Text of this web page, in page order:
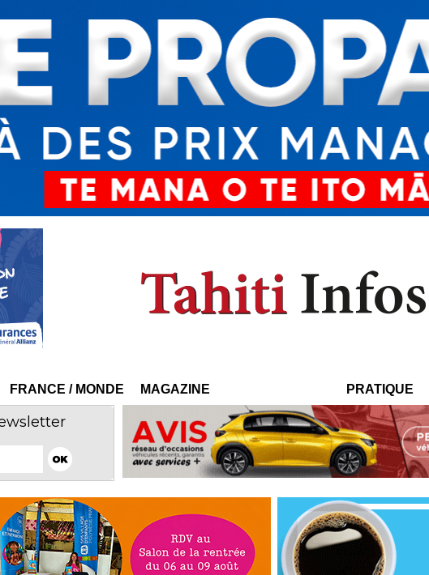
FRANCE / MONDE MAGAZINE PRATIQUE